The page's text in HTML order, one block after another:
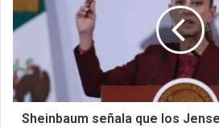
Sheinbaum señala que los